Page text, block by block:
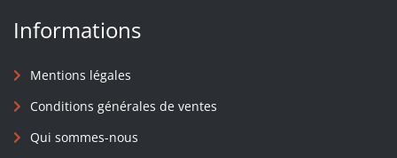
Informations
Mentions légales
Conditions générales de ventes
Qui sommes-nous